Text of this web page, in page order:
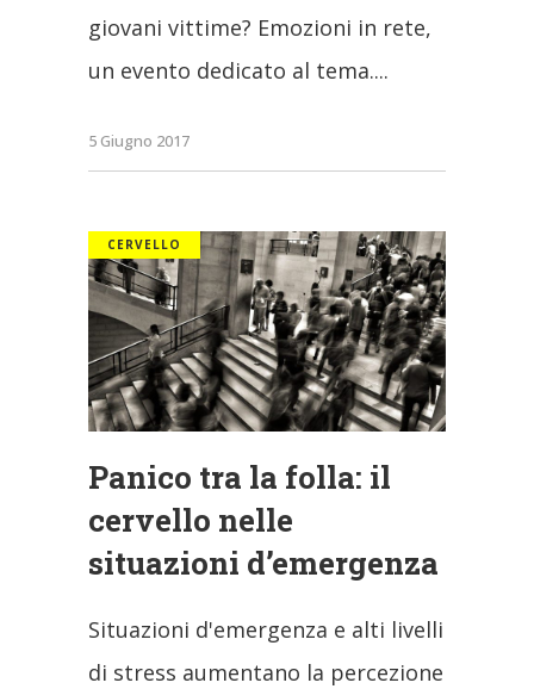
giovani vittime? Emozioni in rete,
un evento dedicato al tema.
5 Giugno 2017
CERVELLO
Panico tra la folla: il
cervello nelle
situazioni d’emergenza
Situazioni d'emergenza e alti livelli
di stress aumentano la percezione